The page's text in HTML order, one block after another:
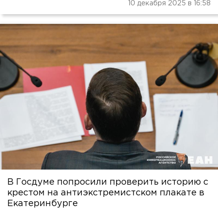
10 декабря 2025 в 16:58
В Госдуме попросили проверить историю с
крестом на антиэкстремистском плакате в
Екатеринбурге